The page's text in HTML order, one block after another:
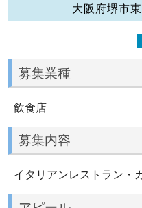
大阪府堺市
募集業種
飲食店
募集内容
イタリアンレストラン・